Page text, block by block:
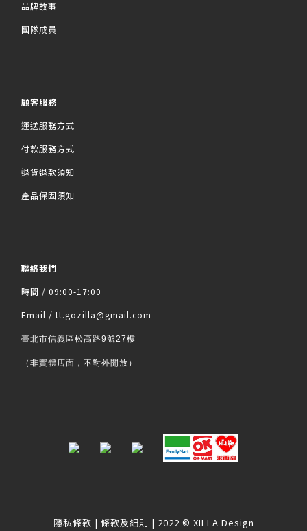
品牌故事
團隊成員
顧客服務
運送服務方式
付款服務方式
退貨退款須知
產品保固須知
聯絡我們
時間 / 09:00-17:00
Email / tt.gozilla@gmail.com
臺北市信義區松高路9號27樓
（非實體店面，不對外開放）
隱私條款 | 條款及細則 | 2022 © XILLA Design